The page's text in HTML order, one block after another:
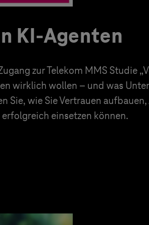
KI-Agenten
zur Telekom MMS Studie
wirklich wollen – und was
Sie, wie Sie Vertrauen
einsetzen können.